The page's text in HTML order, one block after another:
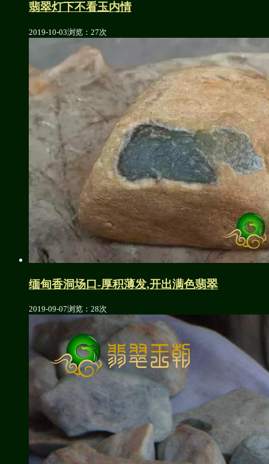
翡翠灯下不看玉内情
2019-10-03浏览：27次
缅甸香洞场口-厚积薄发,开出满色翡翠
2019-09-07浏览：28次